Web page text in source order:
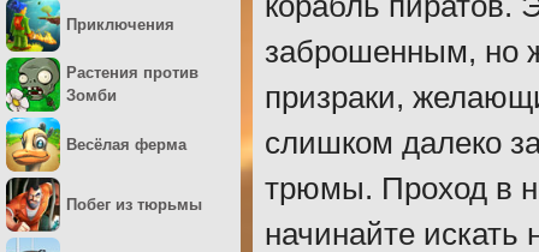
заброшенным, но
призраки,
слишком далеко
трюмы. Проход в
начинайте
Приключения
Растения против
Зомби
Весёлая ферма
Побег из тюрьмы